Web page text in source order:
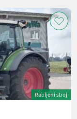
Rabljeni stroj